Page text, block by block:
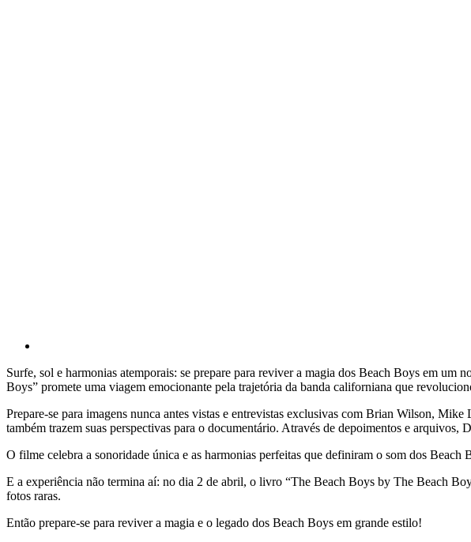
Surfe, sol e harmonias atemporais: se prepare para reviver a magia dos Beach Boys em
Boys” promete uma viagem emocionante pela trajetória da banda californiana que
Prepare-se para imagens nunca antes vistas e entrevistas exclusivas com Brian Wilson,
também trazem suas perspectivas para o documentário. Através de depoimentos e
O filme celebra a sonoridade única e as harmonias perfeitas que definiram o som dos
E a experiência não termina aí: no dia 2 de abril, o livro “The Beach Boys by The Beach
fotos raras.
Então prepare-se para reviver a magia e o legado dos Beach Boys em grande estilo!